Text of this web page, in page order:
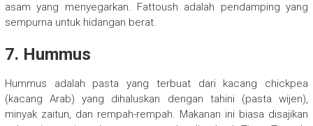
asam yang menyegarkan. Fattoush adalah pendamping yang
sempurna untuk hidangan berat.
7. Hummus
Hummus adalah pasta yang terbuat dari kacang chickpea
(kacang Arab) yang dihaluskan dengan tahini (pasta wijen),
minyak zaitun, dan rempah-rempah. Makanan ini biasa disajikan